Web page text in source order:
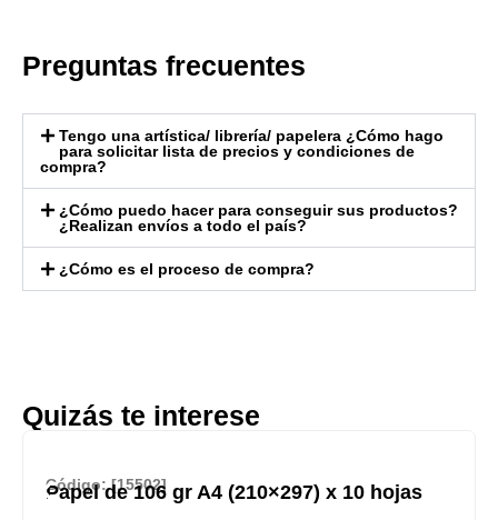
Preguntas frecuentes
Tengo una artística/ librería/ papelera ¿Cómo hago
para solicitar lista de precios y condiciones de
compra?
¿Cómo puedo hacer para conseguir sus productos?
¿Realizan envíos a todo el país?
¿Cómo es el proceso de compra?
Quizás te interese
Código: [15502]
Papel de 106 gr A4 (210×297) x 10 hojas